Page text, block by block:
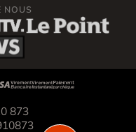
NOUS

873